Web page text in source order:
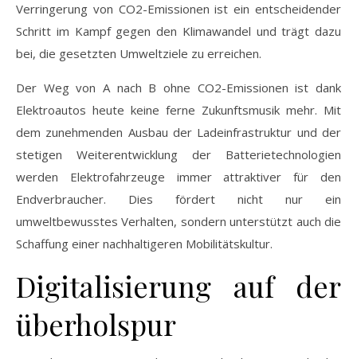
Verringerung von CO2-Emissionen ist ein entscheidender
Schritt im Kampf gegen den Klimawandel und trägt dazu
bei, die gesetzten Umweltziele zu erreichen.
Der Weg von A nach B ohne CO2-Emissionen ist dank
Elektroautos heute keine ferne Zukunftsmusik mehr. Mit
dem zunehmenden Ausbau der Ladeinfrastruktur und der
stetigen Weiterentwicklung der Batterietechnologien
werden Elektrofahrzeuge immer attraktiver für den
Endverbraucher. Dies fördert nicht nur ein
umweltbewusstes Verhalten, sondern unterstützt auch die
Schaffung einer nachhaltigeren Mobilitätskultur.
Digitalisierung auf der
überholspur